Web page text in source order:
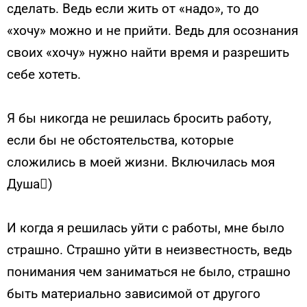
сделать. Ведь если жить от «надо», то до
«хочу» можно и не прийти. Ведь для осознания
своих «хочу» нужно найти время и разрешить
себе хотеть.
Я бы никогда не решилась бросить работу,
если бы не обстоятельства, которые
сложились в моей жизни. Включилась моя
Душа)
И когда я решилась уйти с работы, мне было
страшно. Страшно уйти в неизвестность, ведь
понимания чем заниматься не было, страшно
быть материально зависимой от другого